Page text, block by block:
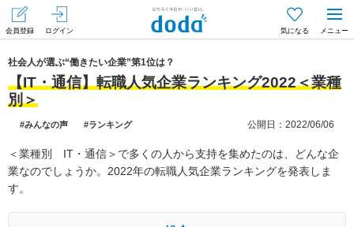
会員登録
ログイン
気になる
社会人が選ぶ“働きたい企業”第1位は？
【IT・通信】転職人気企業ランキング2022＜業種
別＞
#みんなの声 #ランキング 公開日：2022/06/06
＜業種別 IT・通信＞で多くの人から支持を集めたのは、どんな企
業なのでしょうか。2022年の転職人気企業ランキングを発表しま
す。